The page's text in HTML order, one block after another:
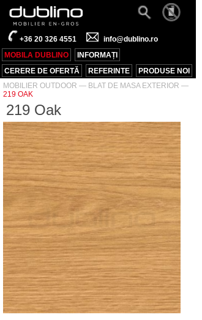
+36 20 326 4551
info@dublino.ro
MOBILA DUBLINO
INFORMAȚI
CERERE DE OFERTĂ
REFERINTE
PRODUSE NOI
MOBILIER OUTDOOR — BLAT DE MASA EXTERIOR —
219 OAK
219 Oak